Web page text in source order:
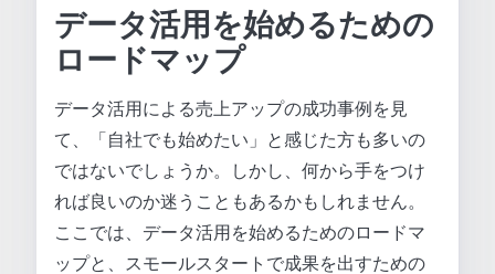
データ活用を始めるための
ロードマップ
データ活用による売上アップの成功事例を見
て、「自社でも始めたい」と感じた方も多いの
ではないでしょうか。しかし、何から手をつけ
れば良いのか迷うこともあるかもしれません。
ここでは、データ活用を始めるためのロードマ
ップと、スモールスタートで成果を出すための